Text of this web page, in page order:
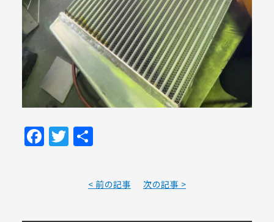
Facebook
Twitter
共
< 前の記事 次の記事 >